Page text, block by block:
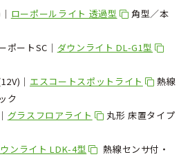
ローポールライト 透過型
角型／本
ポートSC│ ダウンライト DL-G1型
エスコートスポットライト
熱線
ク
グラスフロアライト
丸形 床置タイプ
ンライト LDK-4型
熱線センサ付・